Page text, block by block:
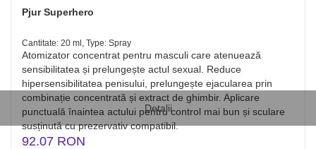
Detalii
Pjur Superhero
Cantitate: 20 ml, Type: Spray
Atomizator concentrat pentru masculi care atenuează
sensibilitatea și prelungește actul sexual. Reduce
hipersensibilitatea penisului, prelungește ejacularea prin
combinație concentrată și extract de ghimbir. Aplicare
punctuală înaintea actului pentru control mai bun și sculare
susținută cu prezervativ compatibil.
92.07 RON